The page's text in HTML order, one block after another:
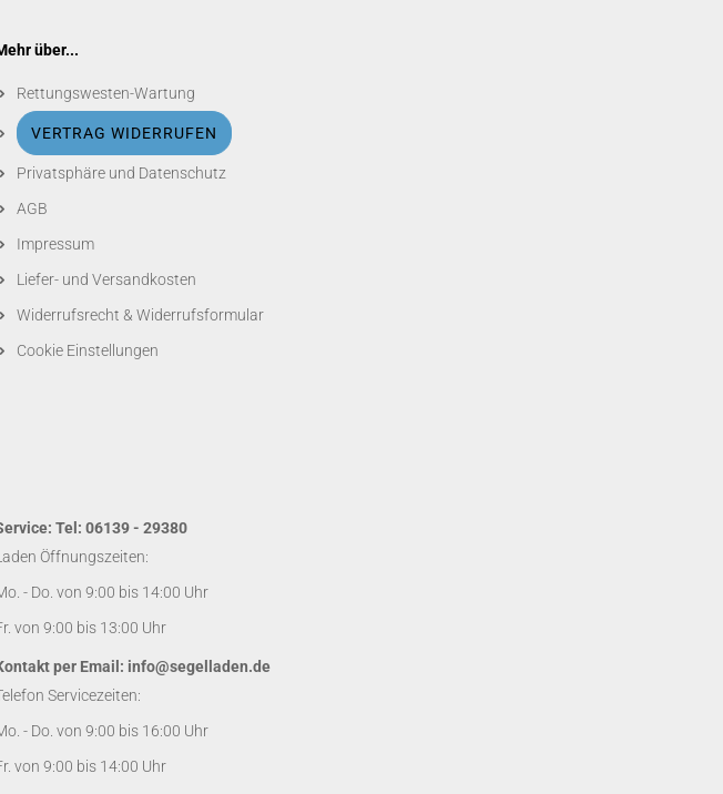
über...
Rettungswesten-Wartung
VERTRAG WIDERRUFEN
Privatsphäre und Datenschutz
AGB
Impressum
Liefer- und Versandkosten
Widerrufsrecht & Widerrufsformular
Cookie Einstellungen
Tel: 06139 - 29380
Öffnungszeiten:
- Do. von 9:00 bis 14:00 Uhr
von 9:00 bis 13:00 Uhr
per Email: info@segelladen.de
Servicezeiten:
- Do. von 9:00 bis 16:00 Uhr
von 9:00 bis 14:00 Uhr